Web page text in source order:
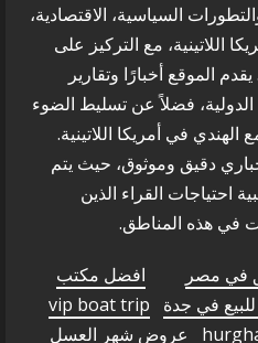
السياسية، الاقتصادية،
اللاتينية، مع التركيز على
الموقع أخبارًا وتقارير
الدولية، فضلاً عن تسليط الضوء
في أمريكا اللاتينية.
دقيق وموثوق، حيث يتم
احتياجات القراء الذين
في هذه المناطق.
في مصر
افضل مكتب
للبيع في جدة
vip boat trip
عروض شهر العسل